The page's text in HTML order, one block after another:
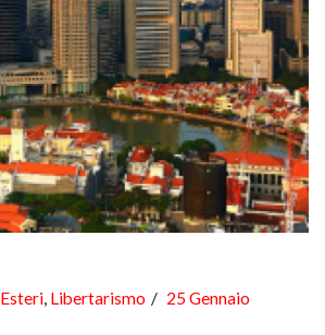
Esteri, Libertarismo
25 Gennaio